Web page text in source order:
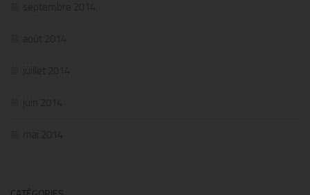
septembre 2014
août 2014
juillet 2014
juin 2014
mai 2014